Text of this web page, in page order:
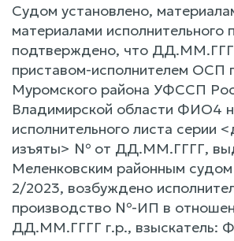
Судом установлено,
материалами исполнительного
подтверждено, что
приставом-исполнителем ОСП
Муромского района УФССП
Владимирской области ФИО4
исполнительного листа серии
изъяты> № от ДД.ММ.ГГГГ,
Меленковским районным
2/2023, возбуждено
производство №-ИП в
ДД.ММ.ГГГГ г.р., взыскатель: